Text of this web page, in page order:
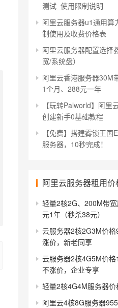
测试_使用限制说明
阿里云服务器u1通用算
制使用及收费价格表
阿里云服务器配置选择
宽/系统盘）
阿里云香港服务器30M
1个月、288元一年
【玩转Palworld】阿里
创建新手0基础教程
【免费】搭建雾锁王
服务器，10秒完成！
阿里云服务器租用价
轻量2核2G、200M带
元1年（秒杀38元）
云服务器2核2G3M价
涨价，新老同享
云服务器2核4G5M价
不涨价，企业专享
轻量2核4G4M服务器
阿里云4核8G服务器